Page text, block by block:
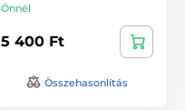
Önnél
5 400 Ft
Összehasonlítás